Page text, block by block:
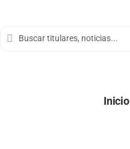
Inicio